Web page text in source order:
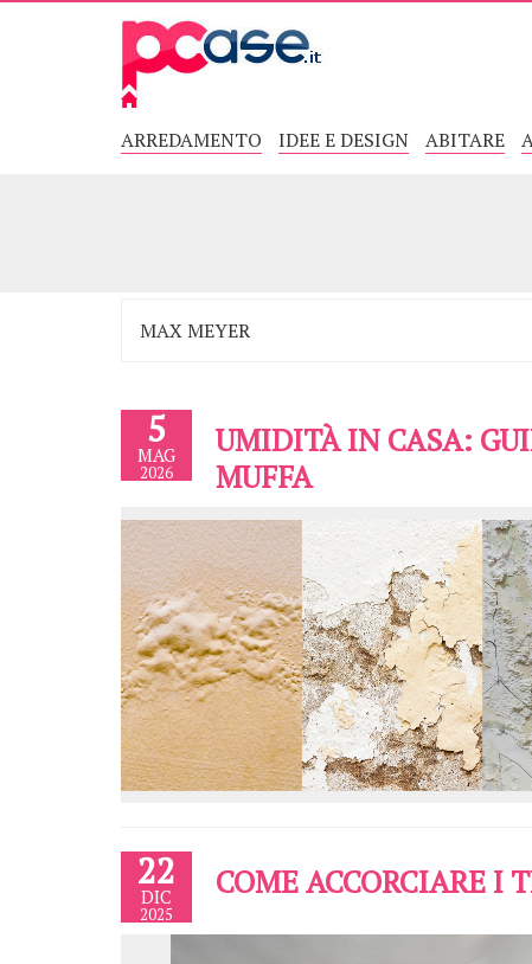
ARREDAMENTO IDEE E DESIGN ABITARE
5
MAG
2026
UMIDITÀ IN CASA:
MUFFA
22
DIC
2025
COME ACCORCIARE I